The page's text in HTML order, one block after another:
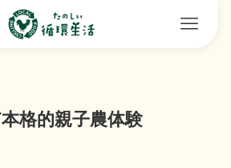
格的親子農体験